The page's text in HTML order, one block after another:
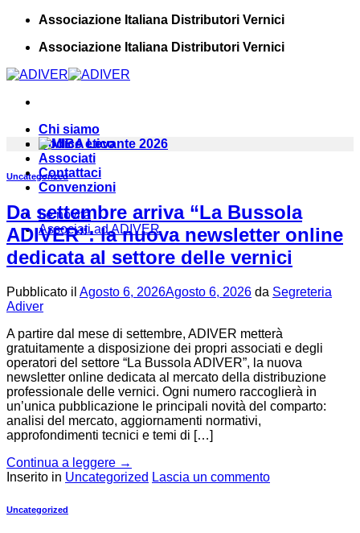
Salta
contenuti
Associazione Italiana Distributori Vernici
Associazione Italiana Distributori Vernici
Chi siamo
Codice etico
Associati
Contattaci
Convenzioni
Le novità
Associati ad ADIVER
Uncategorized
Da settembre arriva “La Bussola
ADIVER”: la nuova newsletter online
dedicata al settore delle vernici
Pubblicato il Agosto 6, 2026Agosto 6, 2026 da Segreteria
Adiver
A partire dal mese di settembre, ADIVER metterà
gratuitamente a disposizione dei propri associati e degli
operatori del settore “La Bussola ADIVER”, la nuova
newsletter online dedicata al mercato della distribuzione
professionale delle vernici. Ogni numero raccoglierà in
un’unica pubblicazione le principali novità del comparto:
analisi del mercato, aggiornamenti normativi,
approfondimenti tecnici e temi di […]
Continua a leggere →
Inserito in Uncategorized Lascia un commento
Uncategorized